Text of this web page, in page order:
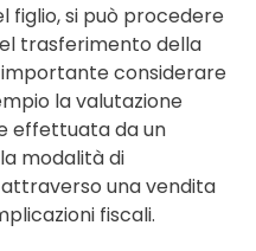
figlio, si può procedere
trasferimento della
considerare
la valutazione
effettuata da un
modalità di
una vendita
fiscali.